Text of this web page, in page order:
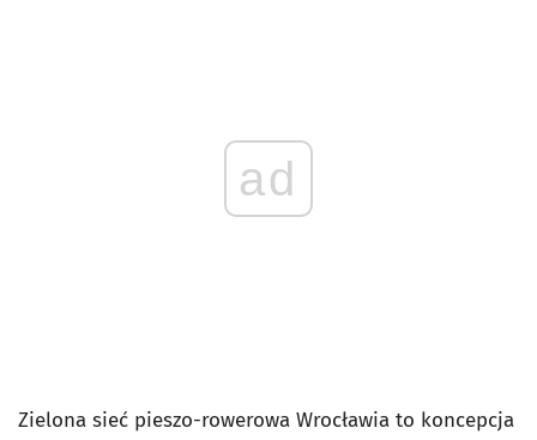
ad
Zielona sieć pieszo-rowerowa Wrocławia to koncepcja